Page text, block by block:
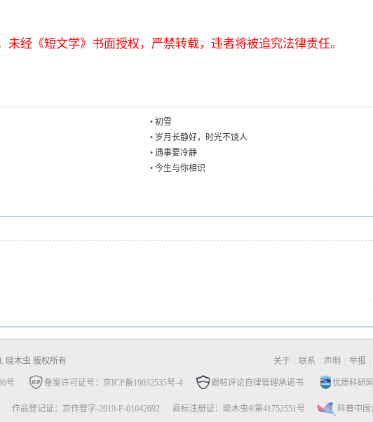
未经《短文学》书面授权，严禁转载，违者将被追究法律责任。
• 初雪
• 岁月长静好，时光不饶人
• 遇事要冷静
• 今生与你相识
关于 联系 声明 举报
晓木虫 版权所有
号 备案许可证号：京ICP备19032535号-4 跟帖评论自律管理承诺书 优质科研
作品登记证：京作登字-2019-F-01042692 商标注册证：晓木虫®第41752551号 科普中国